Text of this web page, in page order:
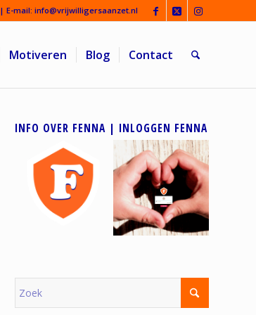
| E-mail: info@vrijwilligersaanzet.nl
Motiveren Blog Contact
INFO OVER FENNA | INLOGGEN FENNA